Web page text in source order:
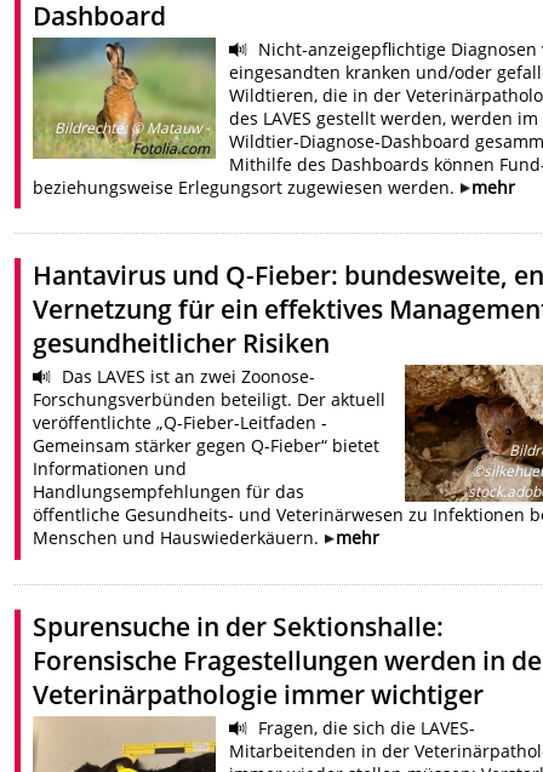
Dashboard
Bildrechte:© Matauw -
Fotolia.com
Nicht-anzeigepflichtige Diagnosen
eingesandten kranken und/oder
Wildtieren, die in der
des LAVES gestellt werden, werden im
Wildtier-Diagnose-Dashboard
Mithilfe des Dashboards können
beziehungsweise Erlegungsort zugewiesen werden.
mehr
Hantavirus und Q-Fieber: bundesweite,
Vernetzung für ein effektives
gesundheitlicher Risiken
Das LAVES ist an zwei Zoonose-
Forschungsverbünden beteiligt. Der aktuell
veröffentlichte „Q-Fieber-Leitfaden -
Gemeinsam stärker gegen Q-Fieber“ bietet
Informationen und
Handlungsempfehlungen für das
öffentliche Gesundheits- und Veterinärwesen zu Infektionen
Menschen und Hauswiederkäuern.
mehr
Spurensuche in der Sektionshalle:
Forensische Fragestellungen werden in
Veterinärpathologie immer wichtiger
Fragen, die sich die LAVES-
Mitarbeitenden in der